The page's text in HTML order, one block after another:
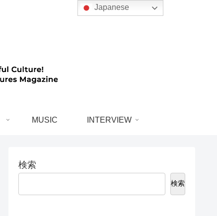
MUSIC INTERVIEW
検索
検索
Japanese